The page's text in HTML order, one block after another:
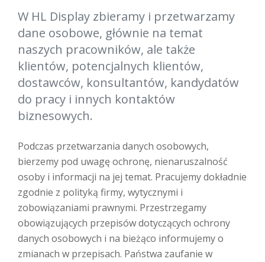
W HL Display zbieramy i przetwarzamy
dane osobowe, głównie na temat
naszych pracowników, ale także
klientów, potencjalnych klientów,
dostawców, konsultantów, kandydatów
do pracy i innych kontaktów
biznesowych.
Podczas przetwarzania danych osobowych,
bierzemy pod uwagę ochronę, nienaruszalność
osoby i informacji na jej temat. Pracujemy dokładnie
zgodnie z polityką firmy, wytycznymi i
zobowiązaniami prawnymi. Przestrzegamy
obowiązujących przepisów dotyczących ochrony
danych osobowych i na bieżąco informujemy o
zmianach w przepisach. Państwa zaufanie w